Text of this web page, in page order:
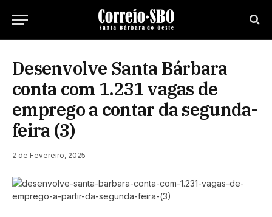
Desenvolve Santa Bárbara
conta com 1.231 vagas de
emprego a contar da segunda-
feira (3)
2 de Fevereiro, 2025